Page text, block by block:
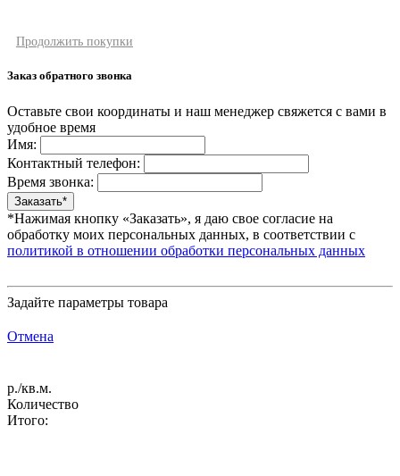
Продолжить покупки
Заказ обратного звонка
Оставьте свои координаты и наш менеджер свяжется с вами в
удобное время
Имя:
Контактный телефон:
Время звонка:
*Нажимая кнопку «Заказать», я даю свое согласие на
обработку моих персональных данных, в соответствии с
политикой в отношении обработки персональных данных
Задайте параметры товара
Отмена
р./кв.м.
Количество
Итого: